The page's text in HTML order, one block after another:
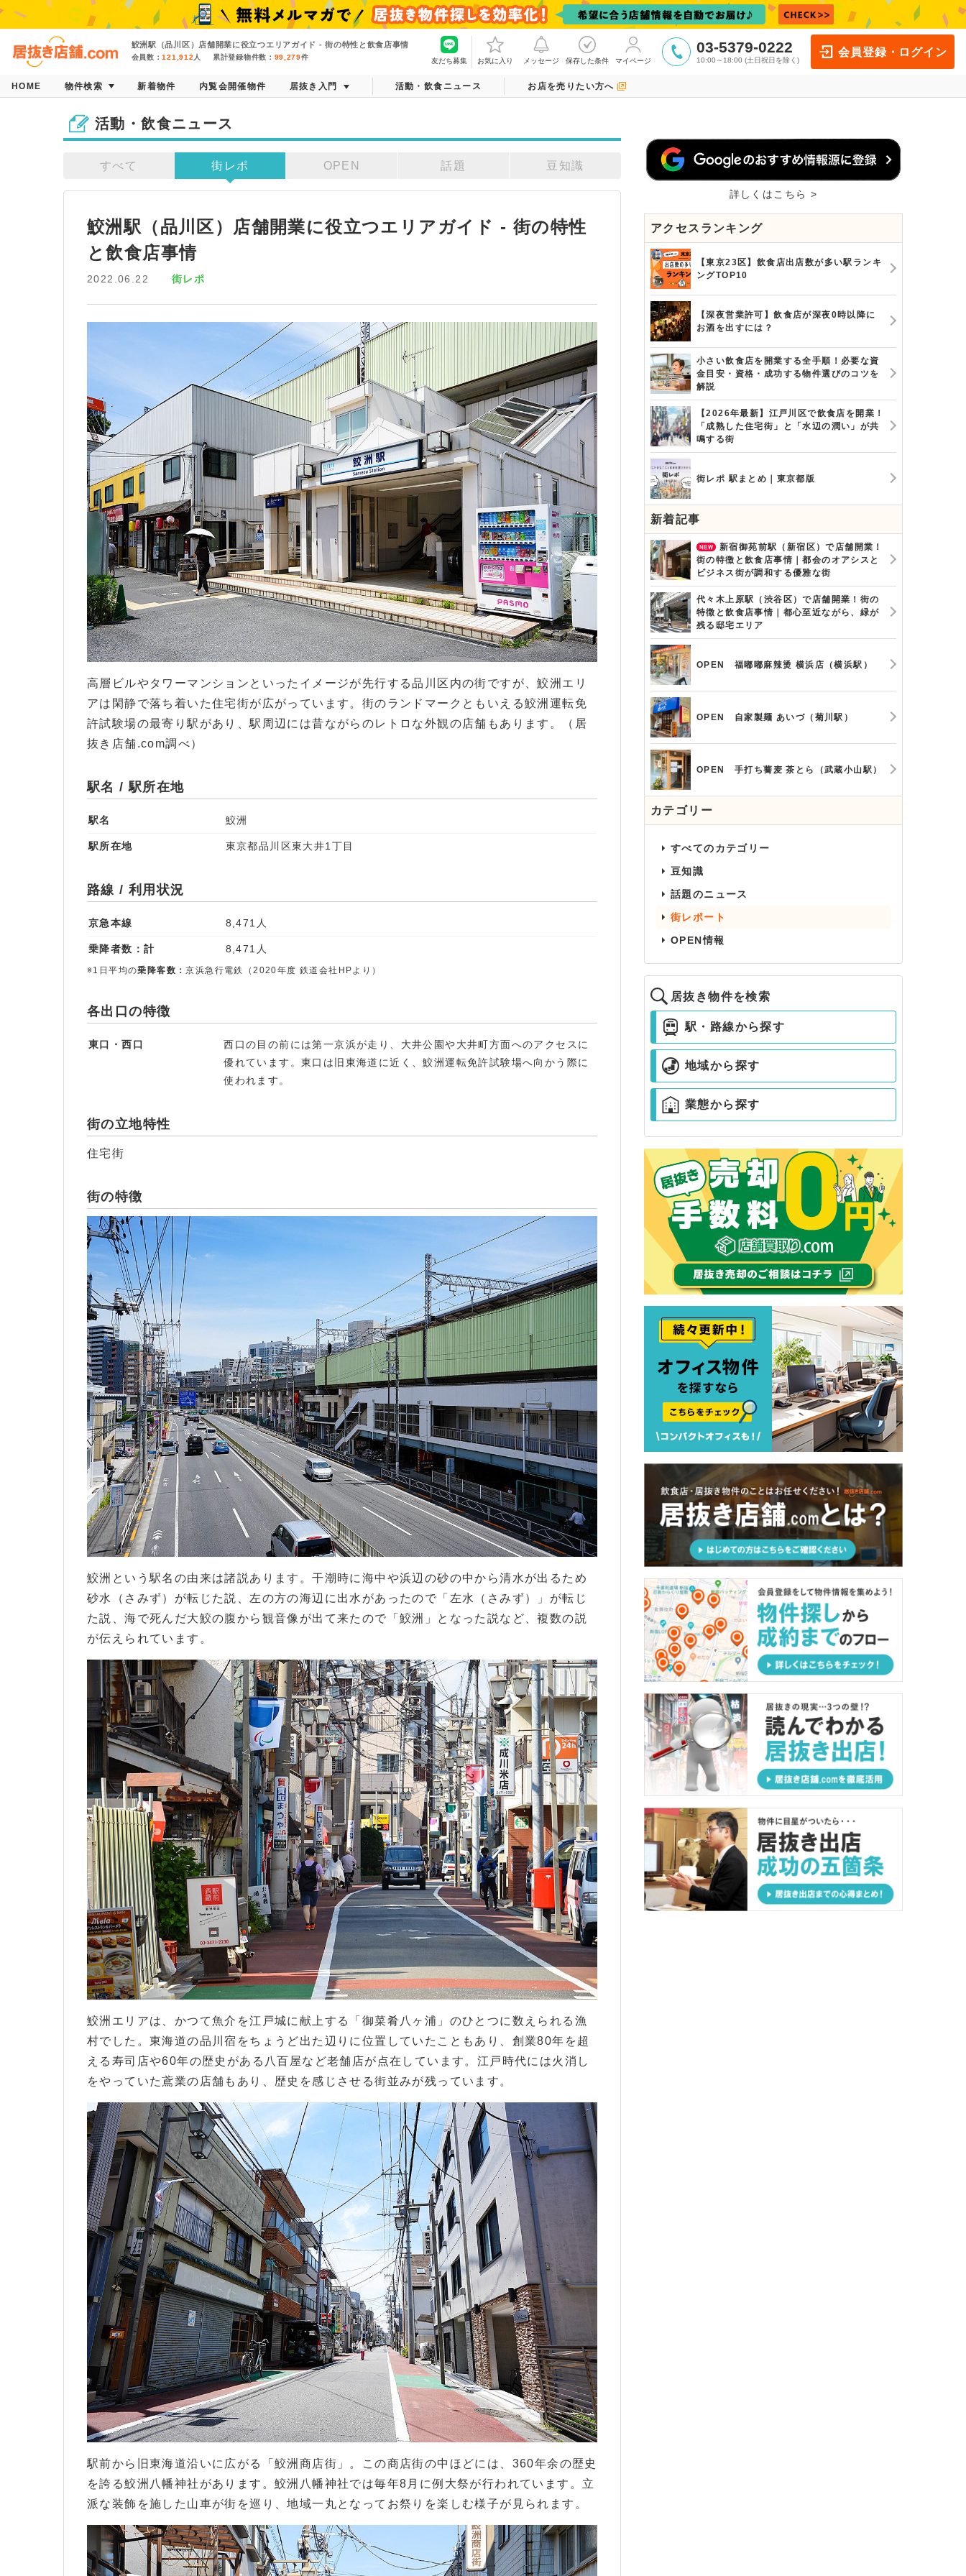
鮫洲駅（品川区）店舗開業に役立つエリアガイド - 街の特性と飲食店事情
会員数：121,912 人 累計登録物件数： 99,279件 友だち募集 お気に入り メッセージ 保存した条件 マイページ
03-5379-0222
10:00～18:00 (土日祝日を除く)
会員登録・ログイン
HOME 物件検索 新着物件 内覧会開催物件 居抜き入門 活動・飲食ニュース お店を売りたい方へ
活動・飲食ニュース
すべて 街レポ OPEN 話題 豆知識
鮫洲駅（品川区）店舗開業に役立つエリアガイド - 街の特性
と飲食店事情
2022.06.22 街レポ
高層ビルやタワーマンションといったイメージが先行する品川区内の街ですが、鮫洲エリ
アは閑静で落ち着いた住宅街が広がっています。街のランドマークともいえる鮫洲運転免
許試験場の最寄り駅があり、駅周辺には昔ながらのレトロな外観の店舗もあります。（居
抜き店舗.com調べ）
駅名 / 駅所在地
駅名 鮫洲
駅所在地 東京都品川区東大井1丁目
路線 / 利用状況
京急本線 8,471人
乗降者数：計 8,471人
※1日平均の乗降客数：京浜急行電鉄（2020年度 鉄道会社HPより）
各出口の特徴
東口・西口
西口の目の前には第一京浜が走り、大井公園や大井町方面へのアクセスに
優れています。東口は旧東海道に近く、鮫洲運転免許試験場へ向かう際に
使われます。
街の立地特性
住宅街
街の特徴
鮫洲という駅名の由来は諸説あります。干潮時に海中や浜辺の砂の中から清水が出るため
砂水（さみず）が転じた説、左の方の海辺に出水があったので「左水（さみず）」が転じ
た説、海で死んだ大鮫の腹から観音像が出て来たので「鮫洲」となった説など、複数の説
が伝えられています。
鮫洲エリアは、かつて魚介を江戸城に献上する「御菜肴八ヶ浦」のひとつに数えられる漁
村でした。東海道の品川宿をちょうど出た辺りに位置していたこともあり、創業80年を超
える寿司店や60年の歴史がある八百屋など老舗店が点在しています。江戸時代には火消し
をやっていた鳶業の店舗もあり、歴史を感じさせる街並みが残っています。
駅前から旧東海道沿いに広がる「鮫洲商店街」。この商店街の中ほどには、360年余の歴史
を誇る鮫洲八幡神社があります。鮫洲八幡神社では毎年8月に例大祭が行われています。立
派な装飾を施した山車が街を巡り、地域一丸となってお祭りを楽しむ様子が見られます。
詳しくはこちら >
アクセスランキング
【東京23区】飲食店出店数が多い駅ランキ
ングTOP10
【深夜営業許可】飲食店が深夜0時以降に
お酒を出すには？
小さい飲食店を開業する全手順！必要な資
金目安・資格・成功する物件選びのコツを
解説
【2026年最新】江戸川区で飲食店を開業！
「成熟した住宅街」と「水辺の潤い」が共
鳴する街
街レポ 駅まとめ｜東京都版
新着記事
新宿御苑前駅（新宿区）で店舗開業！
街の特徴と飲食店事情｜都会のオアシスと
ビジネス街が調和する優雅な街
代々木上原駅（渋谷区）で店舗開業！街の
特徴と飲食店事情｜都心至近ながら、緑が
残る邸宅エリア
OPEN 福嘟嘟麻辣烫 横浜店（横浜駅）
OPEN 自家製麺 あいづ（菊川駅）
OPEN 手打ち蕎麦 茶とら（武蔵小山駅）
カテゴリー
すべてのカテゴリー
豆知識
話題のニュース
街レポート
OPEN情報
居抜き物件を検索
駅・路線から探す
地域から探す
業態から探す